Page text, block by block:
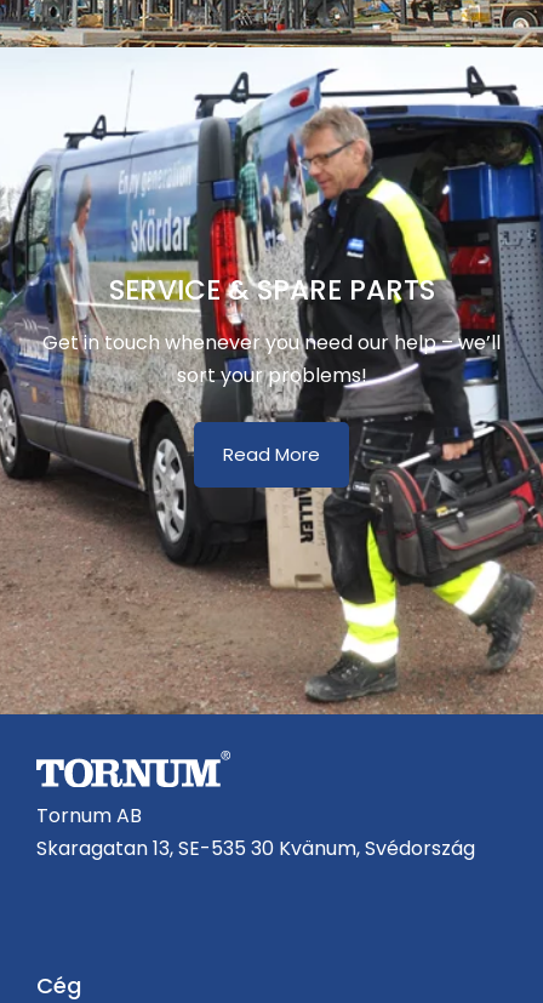
SERVICE & SPARE PARTS
Get in touch whenever you need our help – we’ll
sort your problems!
Read More
Tornum AB
Skaragatan 13, SE-535 30 Kvänum, Svédország
Cég